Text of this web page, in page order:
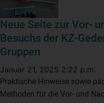
Neue Seite zur Vor-
Besuchs der KZ-
Gruppen
Januar 21, 2025 2:22 p.m.
Praktische Hinweise sowie
Methoden für die Vor- und